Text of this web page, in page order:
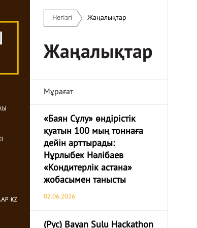
KZ
Негізгі Жаңалықтар
Жаңалықтар
Мұрағат
«Баян Сұлу» өндірістік
қуатын 100 мың тоннаға
дейін арттырады:
Нұрлыбек Нәлібаев
«Кондитерлік астана»
жобасымен танысты
02.06.2026
(Рус) Bayan Sulu Hackathon